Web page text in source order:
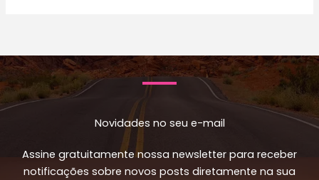
Novidades no seu e-mail
Assine gratuitamente nossa newsletter para receber
notificações sobre novos posts diretamente na sua